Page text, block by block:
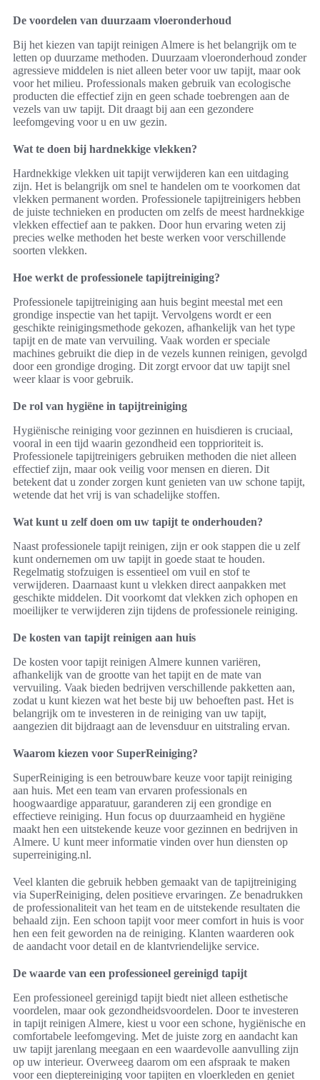
De voordelen van duurzaam vloeronderhoud
Bij het kiezen van tapijt reinigen Almere is het belangrijk om te
letten op duurzame methoden. Duurzaam vloeronderhoud zonder
agressieve middelen is niet alleen beter voor uw tapijt, maar ook
voor het milieu. Professionals maken gebruik van ecologische
producten die effectief zijn en geen schade toebrengen aan de
vezels van uw tapijt. Dit draagt bij aan een gezondere
leefomgeving voor u en uw gezin.
Wat te doen bij hardnekkige vlekken?
Hardnekkige vlekken uit tapijt verwijderen kan een uitdaging
zijn. Het is belangrijk om snel te handelen om te voorkomen dat
vlekken permanent worden. Professionele tapijtreinigers hebben
de juiste technieken en producten om zelfs de meest hardnekkige
vlekken effectief aan te pakken. Door hun ervaring weten zij
precies welke methoden het beste werken voor verschillende
soorten vlekken.
Hoe werkt de professionele tapijtreiniging?
Professionele tapijtreiniging aan huis begint meestal met een
grondige inspectie van het tapijt. Vervolgens wordt er een
geschikte reinigingsmethode gekozen, afhankelijk van het type
tapijt en de mate van vervuiling. Vaak worden er speciale
machines gebruikt die diep in de vezels kunnen reinigen, gevolgd
door een grondige droging. Dit zorgt ervoor dat uw tapijt snel
weer klaar is voor gebruik.
De rol van hygiëne in tapijtreiniging
Hygiënische reiniging voor gezinnen en huisdieren is cruciaal,
vooral in een tijd waarin gezondheid een topprioriteit is.
Professionele tapijtreinigers gebruiken methoden die niet alleen
effectief zijn, maar ook veilig voor mensen en dieren. Dit
betekent dat u zonder zorgen kunt genieten van uw schone tapijt,
wetende dat het vrij is van schadelijke stoffen.
Wat kunt u zelf doen om uw tapijt te onderhouden?
Naast professionele tapijt reinigen, zijn er ook stappen die u zelf
kunt ondernemen om uw tapijt in goede staat te houden.
Regelmatig stofzuigen is essentieel om vuil en stof te
verwijderen. Daarnaast kunt u vlekken direct aanpakken met
geschikte middelen. Dit voorkomt dat vlekken zich ophopen en
moeilijker te verwijderen zijn tijdens de professionele reiniging.
De kosten van tapijt reinigen aan huis
De kosten voor tapijt reinigen Almere kunnen variëren,
afhankelijk van de grootte van het tapijt en de mate van
vervuiling. Vaak bieden bedrijven verschillende pakketten aan,
zodat u kunt kiezen wat het beste bij uw behoeften past. Het is
belangrijk om te investeren in de reiniging van uw tapijt,
aangezien dit bijdraagt aan de levensduur en uitstraling ervan.
Waarom kiezen voor SuperReiniging?
SuperReiniging is een betrouwbare keuze voor tapijt reiniging
aan huis. Met een team van ervaren professionals en
hoogwaardige apparatuur, garanderen zij een grondige en
effectieve reiniging. Hun focus op duurzaamheid en hygiëne
maakt hen een uitstekende keuze voor gezinnen en bedrijven in
Almere. U kunt meer informatie vinden over hun diensten op
superreiniging.nl.
Veel klanten die gebruik hebben gemaakt van de tapijtreiniging
via SuperReiniging, delen positieve ervaringen. Ze benadrukken
de professionaliteit van het team en de uitstekende resultaten die
behaald zijn. Een schoon tapijt voor meer comfort in huis is voor
hen een feit geworden na de reiniging. Klanten waarderen ook
de aandacht voor detail en de klantvriendelijke service.
De waarde van een professioneel gereinigd tapijt
Een professioneel gereinigd tapijt biedt niet alleen esthetische
voordelen, maar ook gezondheidsvoordelen. Door te investeren
in tapijt reinigen Almere, kiest u voor een schone, hygiënische en
comfortabele leefomgeving. Met de juiste zorg en aandacht kan
uw tapijt jarenlang meegaan en een waardevolle aanvulling zijn
op uw interieur. Overweeg daarom om een afspraak te maken
voor een dieptereiniging voor tapijten en vloerkleden en geniet